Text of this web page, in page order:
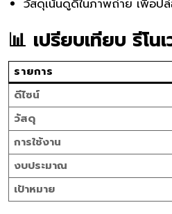
วัสดุเน้นดูดีในภาพถ่าย เพื่อปล่
📊 เปรียบเทียบ รีโน
รายการ
ดีไซน์
วัสดุ
การใช้งาน
งบประมาณ
เป้าหมาย